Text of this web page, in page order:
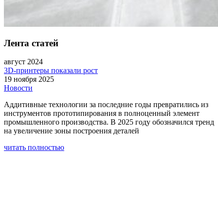
Лента статей
август 2024
3D-принтеры показали рост
19 ноября 2025
Новости
Аддитивные технологии за последние годы превратились из
инструментов прототипирования в полноценный элемент
промышленного производства. В 2025 году обозначился тренд
на увеличение зоны построения деталей
читать полностью